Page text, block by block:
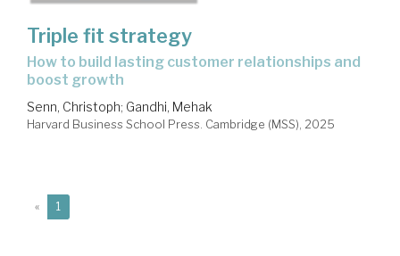
Triple fit strategy
how to build lasting customer relationships and
boost growth
Senn, Christoph; Gandhi, Mehak
Harvard Business School Press. Cambridge (MSS), 2025
« 1